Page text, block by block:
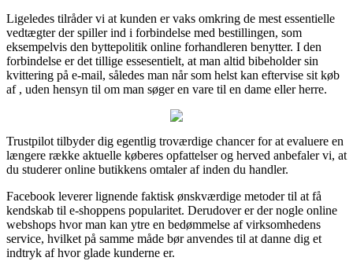
Ligeledes tilråder vi at kunden er vaks omkring de mest essentielle
vedtægter der spiller ind i forbindelse med bestillingen, som
eksempelvis den byttepolitik online forhandleren benytter. I den
forbindelse er det tillige essesentielt, at man altid bibeholder sin
kvittering på e-mail, således man når som helst kan eftervise sit køb
af , uden hensyn til om man søger en vare til en dame eller herre.
Trustpilot tilbyder dig egentlig troværdige chancer for at evaluere en
længere række aktuelle køberes opfattelser og herved anbefaler vi, at
du studerer online butikkens omtaler af inden du handler.
Facebook leverer lignende faktisk ønskværdige metoder til at få
kendskab til e-shoppens popularitet. Derudover er der nogle online
webshops hvor man kan ytre en bedømmelse af virksomhedens
service, hvilket på samme måde bør anvendes til at danne dig et
indtryk af hvor glade kunderne er.